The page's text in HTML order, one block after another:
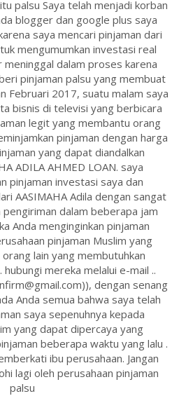
palsu Saya telah menjadi korban
blogger dan google plus saya
saya mencari pinjaman dari
mengumumkan investasi real
meninggal dalam proses karena
pinjaman palsu yang membuat
Februari 2017, suatu malam saya
bisnis di televisi yang berbicara
legit yang membantu orang
pinjaman dengan harga
yang dapat diandalkan
ADILA AHMED LOAN. saya
pinjaman investasi saya dan
AASIMAHA Adila dengan sangat
dalam beberapa jam
Anda menginginkan pinjaman
pinjaman Muslim yang
lain yang membutuhkan
hubungi mereka melalui e-mail ..
dengan senang
Anda semua bahwa saya telah
saya sepenuhnya kepada
yang dapat dipercaya yang
beberapa waktu yang lalu .
ibu perusahaan. Jangan
lagi oleh perusahaan pinjaman
palsu